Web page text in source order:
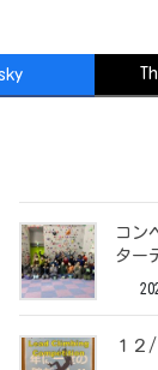
コン
ター
１２